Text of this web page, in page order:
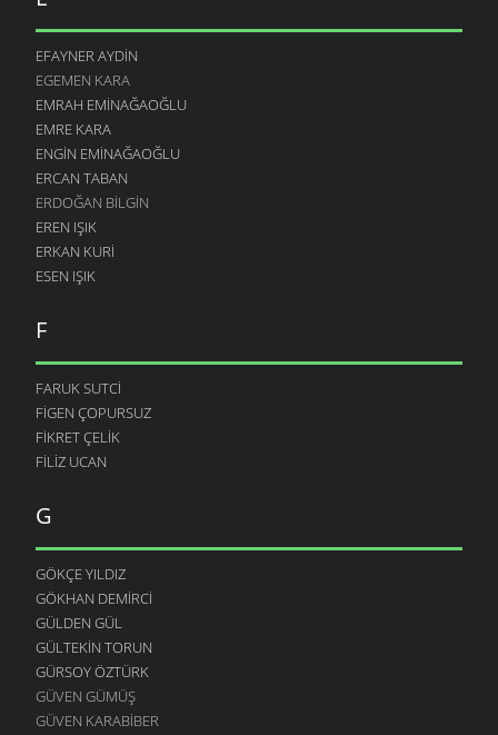
EFAYNER AYDIN
EGEMEN KARA
EMRAH EMINAĞAOĞLU
EMRE KARA
ENGIN EMINAĞAOĞLU
ERCAN TABAN
ERDOĞAN BILGIN
EREN IŞIK
ERKAN KURI
ESEN IŞIK
F
FARUK SUTCI
FIGEN ÇOPURSUZ
FIKRET ÇELIK
FILIZ UCAN
G
GÖKÇE YILDIZ
GÖKHAN DEMIRCI
GÜLDEN GÜL
GÜLTEKIN TORUN
GÜRSOY ÖZTÜRK
GÜVEN GÜMÜŞ
GÜVEN KARABIBER